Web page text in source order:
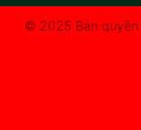
© 2025 Bản